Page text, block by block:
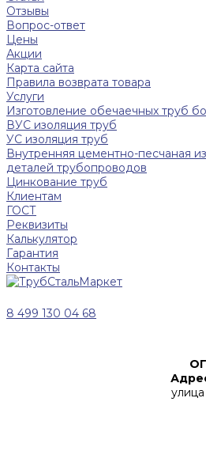
Отзывы
Вопрос-ответ
Цены
Акции
Карта сайта
Правила возврата товара
Услуги
Изготовление обечаечных труб
ВУС изоляция труб
УС изоляция труб
Внутренняя цементно-песчаная
деталей трубопроводов
Цинкование труб
Клиентам
ГОСТ
Реквизиты
Калькулятор
Гарантия
Контакты
8 499 130 04 68